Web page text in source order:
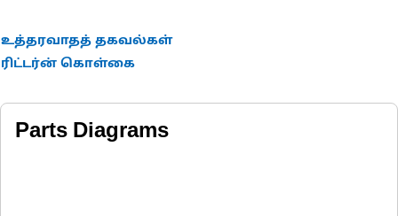
உத்தரவாதத் தகவல்கள்
ரிட்டர்ன் கொள்கை
Parts Diagrams